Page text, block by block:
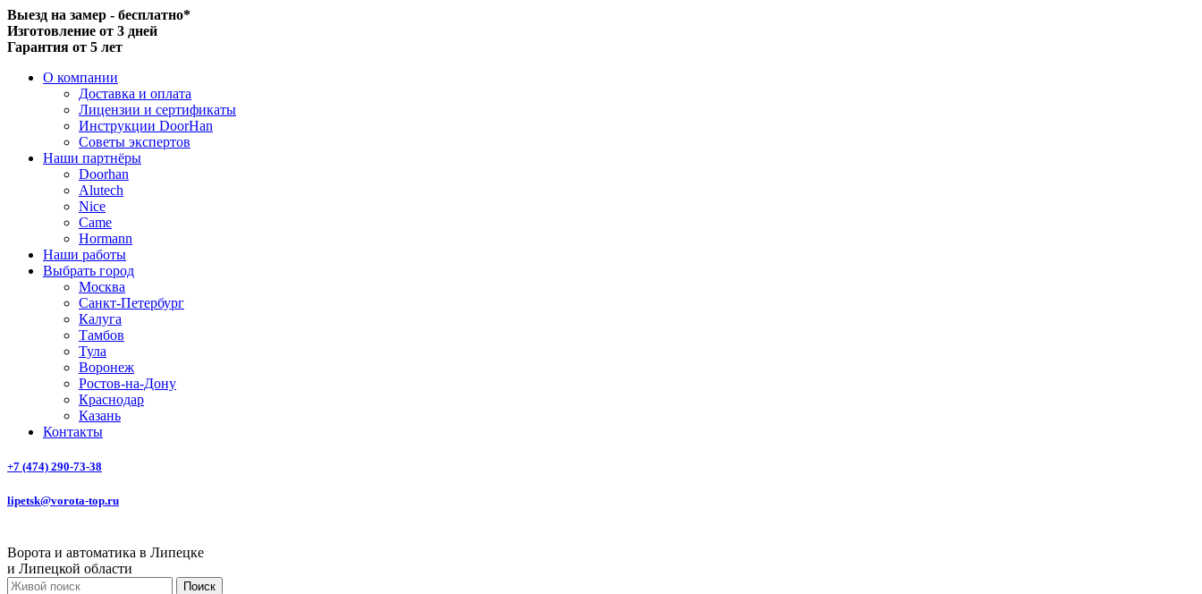
Выезд на замер - бесплатно*
Изготовление от 3 дней
Гарантия от 5 лет
О компании
Доставка и оплата
Лицензии и сертификаты
Инструкции DoorHan
Советы экспертов
Наши партнёры
Doorhan
Alutech
Nice
Came
Hormann
Наши работы
Выбрать город
Москва
Санкт-Петербург
Калуга
Тамбов
Тула
Воронеж
Ростов-на-Дону
Краснодар
Казань
Контакты
+7 (474) 290-73-38
lipetsk@vorota-top.ru
Ворота и автоматика в Липецке
и Липецкой области
Поиск